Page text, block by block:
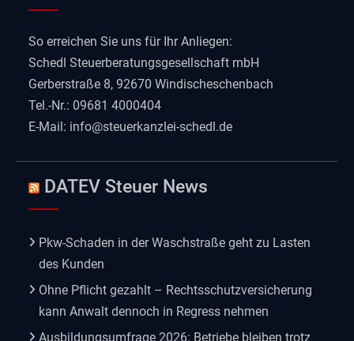
So erreichen Sie uns für Ihr Anliegen:
Schedl Steuerberatungsgesellschaft mbH
Gerberstraße 8, 92670 Windischeschenbach
Tel.-Nr.: 09681 4000404
E-Mail: info@steuerkanzlei-schedl.de
DATEV Steuer News
Pkw-Schaden in der Waschstraße geht zu Lasten
des Kunden
Ohne Pflicht gezahlt – Rechtsschutzversicherung
kann Anwalt dennoch in Regress nehmen
Ausbildungsumfrage 2026: Betriebe bleiben trotz